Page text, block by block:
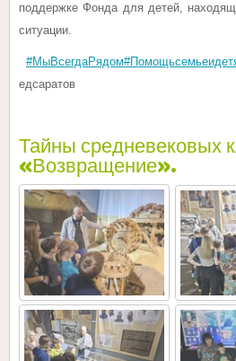
поддержке Фонда для детей,
ситуации.
#МыВсегдаРядом
едсаратов
Тайны средневековых
«Возвращение».